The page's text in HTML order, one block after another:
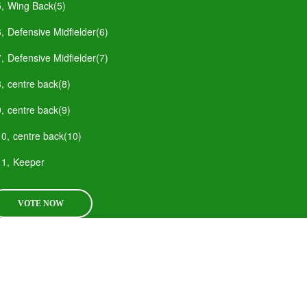
Wing Back(5)
Defensive Midfielder(6)
Defensive Midfielder(7)
centre back(8)
centre back(9)
centre back(10)
Keeper
VOTE NOW